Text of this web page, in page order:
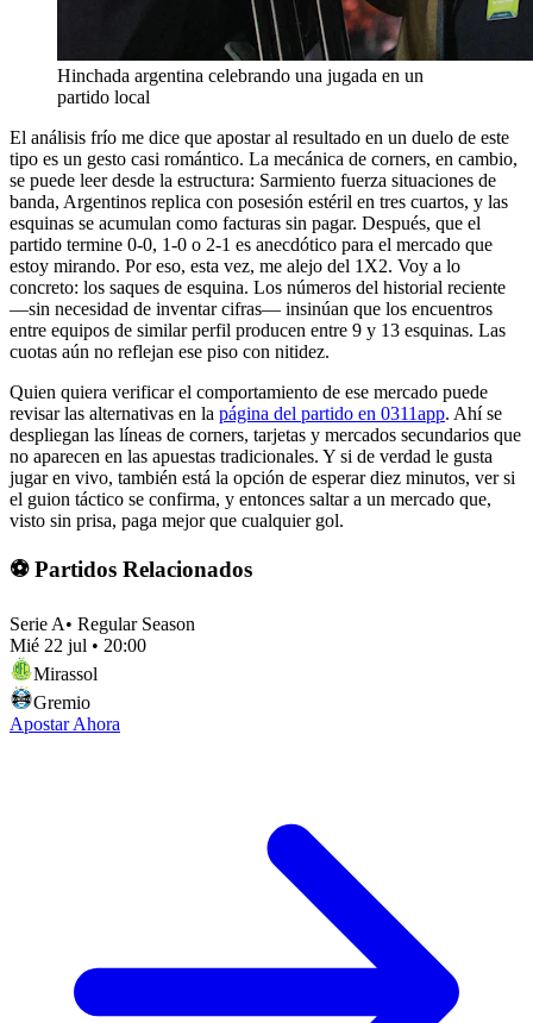
Hinchada argentina celebrando una jugada en un
partido local
El análisis frío me dice que apostar al resultado en un duelo de este
tipo es un gesto casi romántico. La mecánica de corners, en cambio,
se puede leer desde la estructura: Sarmiento fuerza situaciones de
banda, Argentinos replica con posesión estéril en tres cuartos, y las
esquinas se acumulan como facturas sin pagar. Después, que el
partido termine 0-0, 1-0 o 2-1 es anecdótico para el mercado que
estoy mirando. Por eso, esta vez, me alejo del 1X2. Voy a lo
concreto: los saques de esquina. Los números del historial reciente
—sin necesidad de inventar cifras— insinúan que los encuentros
entre equipos de similar perfil producen entre 9 y 13 esquinas. Las
cuotas aún no reflejan ese piso con nitidez.
Quien quiera verificar el comportamiento de ese mercado puede
revisar las alternativas en la página del partido en 0311app. Ahí se
despliegan las líneas de corners, tarjetas y mercados secundarios que
no aparecen en las apuestas tradicionales. Y si de verdad le gusta
jugar en vivo, también está la opción de esperar diez minutos, ver si
el guion táctico se confirma, y entonces saltar a un mercado que,
visto sin prisa, paga mejor que cualquier gol.
⚽ Partidos Relacionados
Serie A• Regular Season
Mié 22 jul • 20:00
Mirassol
Gremio
Apostar Ahora